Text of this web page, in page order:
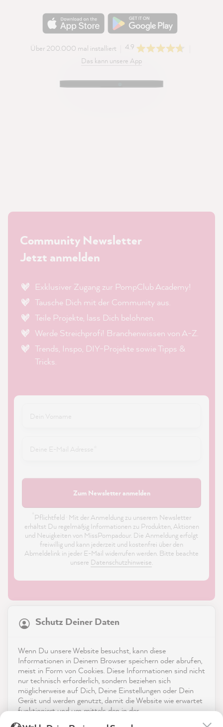
Über 200.000 mal installiert
4.9
Das kann unsere App
Community Newsletter
Jetzt anmelden
Exklusiver Zugang zur PompClub Academy!
Tausche Dich mit der Community aus.
Teile Projekte, lass Dich belohnen.
Werde Streichprofi! Branchenwissen von A-Z.
Trends, Inspo, DIY-Projekte sowie Tipps &
Tricks.
Zum Newsletter anmelden
Pflichtfeld · Mit der Anmeldung zu unserem Newsletter
erhältst Du regelmäßig Informationen zu Produkten, Aktionen
und Neuigkeiten von MissPompadour. Die Anmeldung erfolgt
freiwillig und kann jederzeit und kostenfrei über den
Abmeldelink in jeder E-Mail widerrufen werden. Bitte beachte
unsere Datenschutzhinweise.
Service
Kontakt
Schutz Deiner Daten
Wenn Du unsere Website besuchst, kann diese
Informationen in Deinem Browser speichern oder abrufen,
meist in Form von Cookies. Diese Informationen sind nicht
nur technisch erforderlich, sondern beziehen sich
möglicherweise auf Dich, Deine Einstellungen oder Dein
Gerät und werden genutzt, damit die Website wie erwartet
funktioniert und um mittels den in der
21.872Bewertungen
reviews-io